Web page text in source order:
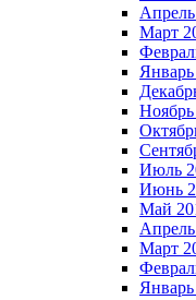
Март
Июль
Июнь
Май
Март